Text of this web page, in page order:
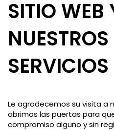
SITIO WEB
NUESTROS
SERVICIOS
Le agradecemos su visita a
abrimos las puertas para
compromiso alguno y sin